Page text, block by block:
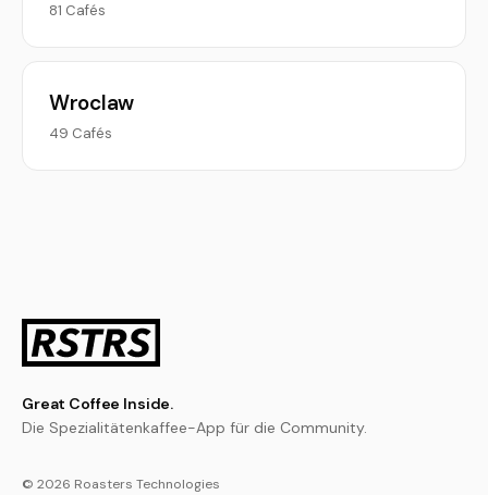
81 Cafés
Wroclaw
49 Cafés
Great Coffee Inside.
Die Spezialitätenkaffee-App für die Community.
© 2026 Roasters Technologies